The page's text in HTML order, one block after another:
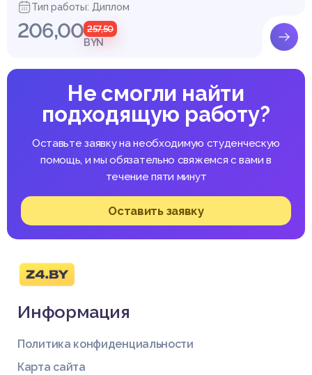
Тип работы: Диплом
206,00 257,50
BYN
Не смогли найти
подходящую работу?
Оставьте заявку на необходимую студенческую
помощь, и мы обязательно свяжемся с вами в
течение пяти минут
Оставить заявку
Информация
Политика конфиденциальности
Карта сайта